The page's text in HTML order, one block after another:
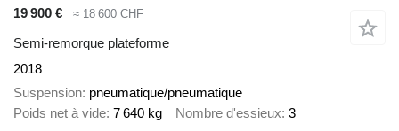
19 900 €
≈ 18 600 CHF
Semi-remorque plateforme
2018
Suspension pneumatique/pneumatique
Poids net à vide 7 640 kg Nombre d'essieux 3